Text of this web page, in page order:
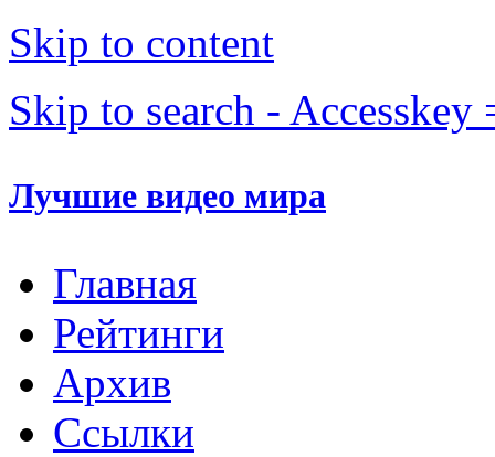
Skip to content
Skip to search - Accesskey
Лучшие видео мира
Главная
Рейтинги
Архив
Ссылки